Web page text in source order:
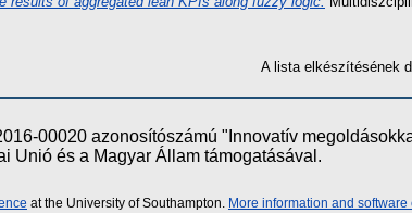
A lista elkészítésének
00020 azonosítószámú "Innovatív
Unió és a Magyar Állam támogatásával.
at the University of Southampton. More information and software